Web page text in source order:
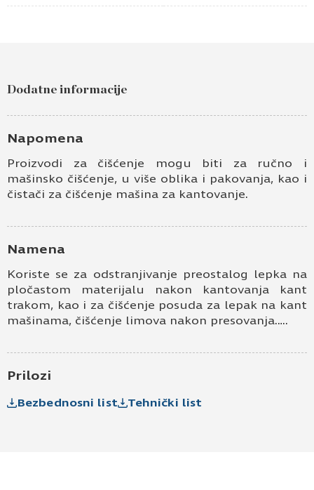
Dodatne informacije
Napomena
Proizvodi za čišćenje mogu biti za ručno i
mašinsko čišćenje, u više oblika i pakovanja, kao i
čistači za čišćenje mašina za kantovanje.
Namena
Koriste se za odstranjivanje preostalog lepka na
pločastom materijalu nakon kantovanja kant
trakom, kao i za čišćenje posuda za lepak na kant
mašinama, čišćenje limova nakon presovanja…..
Prilozi
Bezbednosni list Tehnički list